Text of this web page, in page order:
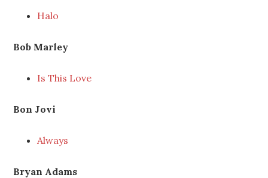
Halo
Bob Marley
Is This Love
Bon Jovi
Always
Bryan Adams